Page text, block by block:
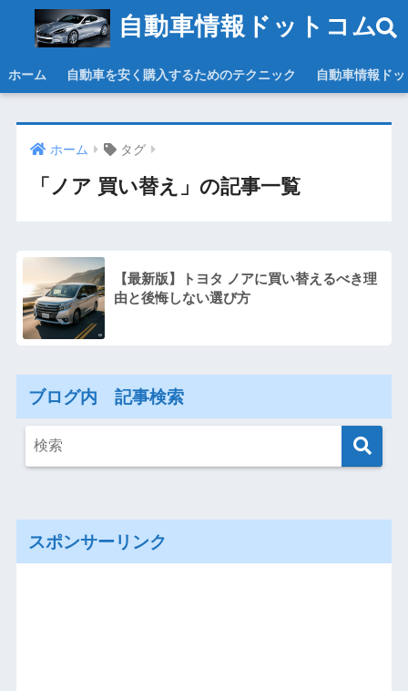
自動車情報ドットコム
ホーム 自動車を安く購入するためのテクニック 自動車情報ド
ホーム タグ
「ノア 買い替え」の記事一覧
【最新版】トヨタ ノアに買い替えるべき理
由と後悔しない選び方
ブログ内 記事検索
スポンサーリンク